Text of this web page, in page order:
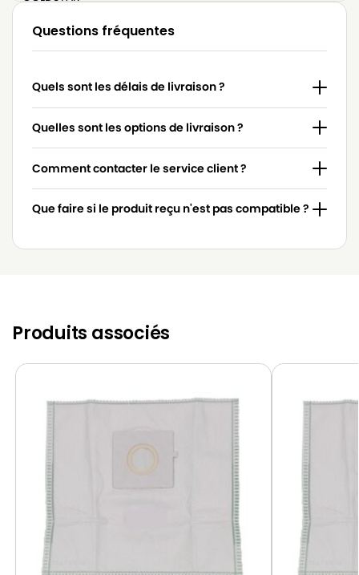
LG-
LG-GOLDSTAR 4200 (PASSION)
GOLDSTAR
LG-GOLDSTAR 5000 (PASSION)
LG-
GOLDSTAR
LG-GOLDSTAR BASIC (Série)
LG-
GOLDSTAR
LG-GOLDSTAR BONN (Série)
LG-
GOLDSTAR
LG-GOLDSTAR FVD 370
LG-GOLDSTAR PASSION (Série)
GOLDSTAR
LG-GOLDSTAR PASSION 3500
GOLDSTAR
LG-GOLDSTAR PASSION 3544
GOLDSTAR
LG-GOLDSTAR PASSION 3800
Questions fréquentes
Quels sont les délais de livraison ?
Quelles sont les options de livraison ?
Comment contacter le service client ?
Que faire si le produit reçu n'est pas compatible ?
Produits associés